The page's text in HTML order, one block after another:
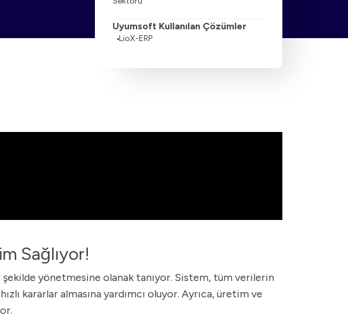
Uyumsoft Kullanılan Çözümler
LioX-ERP
Sağlıyor!
yönetmesine olanak tanıyor. Sistem, tüm verilerin
kararlar almasına yardımcı oluyor. Ayrıca, üretim ve